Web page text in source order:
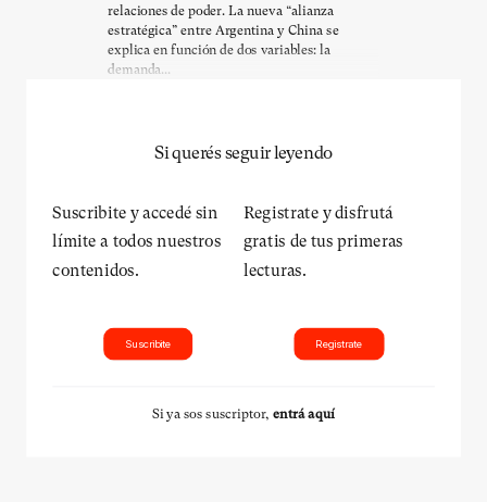
relaciones de poder. La nueva “alianza
estratégica” entre Argentina y China se
explica en función de dos variables: la
demanda...
Si querés seguir leyendo
Suscribite y accedé sin
límite a todos nuestros
contenidos.
Suscribite
Registrate y disfrutá
gratis de tus primeras
lecturas.
Registrate
Si ya sos suscriptor, entrá aquí